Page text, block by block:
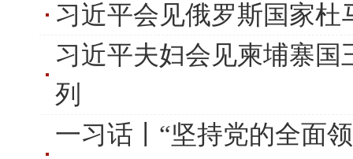
习近平会见俄罗斯国家杜
习近平夫妇会见柬埔寨
列
一习话丨“坚持党的全面